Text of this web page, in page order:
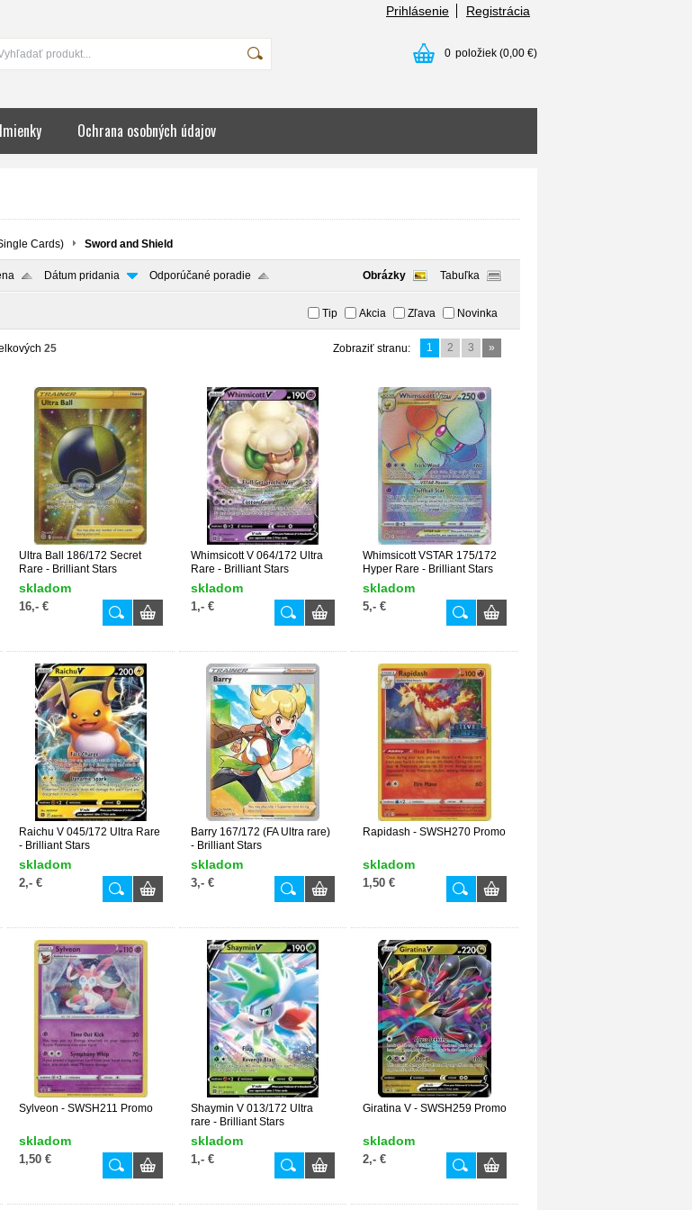
Prihlásenie Registrácia
0 položiek (0,00 €)
Ochrana osobných údajov
Cards) Sword and Shield
Dátum pridania Odporúčané poradie Obrázky Tabuľka
Tip Akcia Zľava Novinka
25 Zobraziť stranu: 1 2 3 »
Ultra Ball 186/172 Secret
Rare - Brilliant Stars
skladom
16,- €
Whimsicott V 064/172 Ultra
Rare - Brilliant Stars
skladom
1,- €
Whimsicott VSTAR 175/172
Hyper Rare - Brilliant Stars
skladom
5,- €
Raichu V 045/172 Ultra Rare
- Brilliant Stars
skladom
2,- €
Barry 167/172 (FA Ultra rare)
- Brilliant Stars
skladom
3,- €
Rapidash - SWSH270 Promo
skladom
1,50 €
Sylveon - SWSH211 Promo
skladom
1,50 €
Shaymin V 013/172 Ultra
rare - Brilliant Stars
skladom
1,- €
Giratina V - SWSH259 Promo
skladom
2,- €